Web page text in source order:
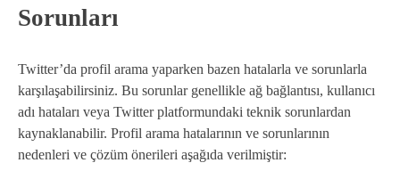
Sorunları
Twitter’da profil arama yaparken bazen hatalarla ve sorunlarla
karşılaşabilirsiniz. Bu sorunlar genellikle ağ bağlantısı, kullanıcı
adı hataları veya Twitter platformundaki teknik sorunlardan
kaynaklanabilir. Profil arama hatalarının ve sorunlarının
nedenleri ve çözüm önerileri aşağıda verilmiştir: